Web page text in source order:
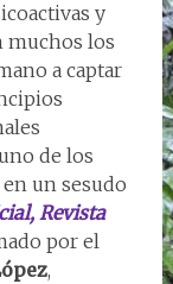
y
muchos los
a captar
de los
un sesudo
Revista
por el
,